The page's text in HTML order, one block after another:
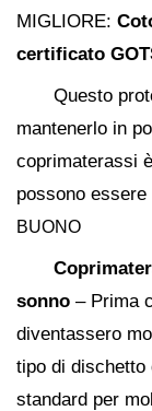
MIGLIORE:
certificato
Questo
mantenerlo in
coprimaterassi
possono
BUONO
sonno – Prima
diventassero
tipo di dischetto
standard per